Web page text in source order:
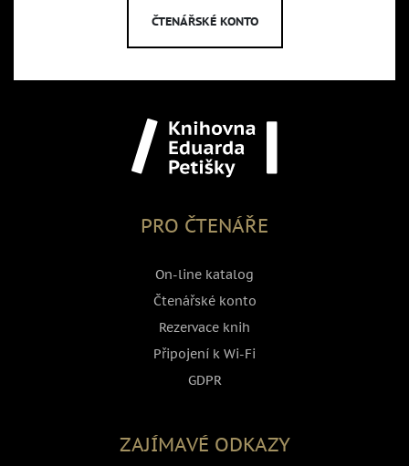
ČTENÁŘSKÉ KONTO
PRO ČTENÁŘE
On-line katalog
Čtenářské konto
Rezervace knih
Připojení k Wi-Fi
GDPR
ZAJÍMAVÉ ODKAZY